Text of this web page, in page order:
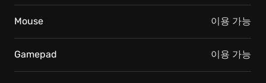
Mouse 이용 가능
Gamepad 이용 가능